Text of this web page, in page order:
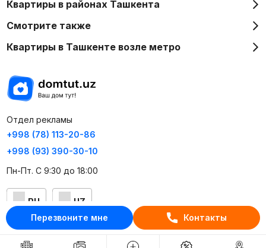
Перезвоните мне Контакты
Квартиры в районах Ташкента
Смотрите также
Квартиры в Ташкенте возле метро
Отдел рекламы
+998 (78) 113-20-86
+998 (93) 390-30-10
Пн-Пт. С 9:30 до 18:00
RU UZ
Контакты